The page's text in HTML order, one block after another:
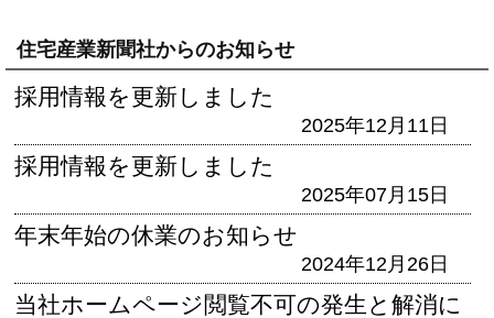
住宅産業新聞社からのお知らせ
採用情報を更新しました
2025年12月11日
採用情報を更新しました
2025年07月15日
年末年始の休業のお知らせ
2024年12月26日
当社ホームページ閲覧不可の発生と解消に